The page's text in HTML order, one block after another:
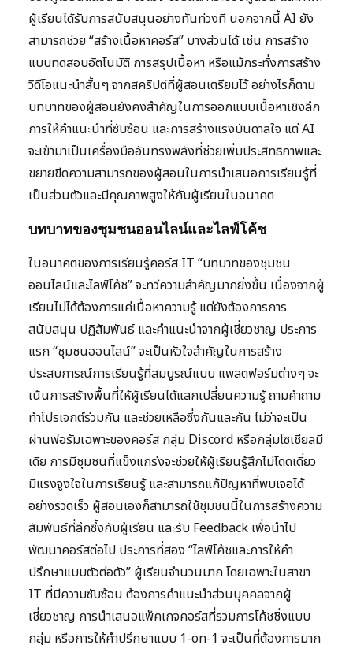
ผู้เรียนได้รับการสนับสนุนอย่างทันท่วงที นอกจากนี้ AI ยัง
สามารถช่วย “สร้างเนื้อหาคอร์ส” บางส่วนได้ เช่น การสร้าง
แบบทดสอบอัตโนมัติ การสรุปเนื้อหา หรือแม้กระทั่งการสร้าง
วิดีโอแนะนำสั้นๆ จากสคริปต์ที่ผู้สอนเตรียมไว้ อย่างไรก็ตาม
บทบาทของผู้สอนยังคงสำคัญในการออกแบบเนื้อหาเชิงลึก
การให้คำแนะนำที่ซับซ้อน และการสร้างแรงบันดาลใจ แต่ AI
จะเข้ามาเป็นเครื่องมืออันทรงพลังที่ช่วยเพิ่มประสิทธิภาพและ
ขยายขีดความสามารถของผู้สอนในการนำเสนอการเรียนรู้ที่
เป็นส่วนตัวและมีคุณภาพสูงให้กับผู้เรียนในอนาคต
บทบาทของชุมชนออนไลน์และไลฟ์โค้ช
ในอนาคตของการเรียนรู้คอร์ส IT “บทบาทของชุมชน
ออนไลน์และไลฟ์โค้ช” จะทวีความสำคัญมากยิ่งขึ้น เนื่องจากผู้
เรียนไม่ได้ต้องการแค่เนื้อหาความรู้ แต่ยังต้องการการ
สนับสนุน ปฏิสัมพันธ์ และคำแนะนำจากผู้เชี่ยวชาญ ประการ
แรก “ชุมชนออนไลน์” จะเป็นหัวใจสำคัญในการสร้าง
ประสบการณ์การเรียนรู้ที่สมบูรณ์แบบ แพลตฟอร์มต่างๆ จะ
เน้นการสร้างพื้นที่ให้ผู้เรียนได้แลกเปลี่ยนความรู้ ถามคำถาม
ทำโปรเจกต์ร่วมกัน และช่วยเหลือซึ่งกันและกัน ไม่ว่าจะเป็น
ผ่านฟอรัมเฉพาะของคอร์ส กลุ่ม Discord หรือกลุ่มโซเชียลมี
เดีย การมีชุมชนที่แข็งแกร่งจะช่วยให้ผู้เรียนรู้สึกไม่โดดเดี่ยว
มีแรงจูงใจในการเรียนรู้ และสามารถแก้ปัญหาที่พบเจอได้
อย่างรวดเร็ว ผู้สอนเองก็สามารถใช้ชุมชนนี้ในการสร้างความ
สัมพันธ์ที่ลึกซึ้งกับผู้เรียน และรับ Feedback เพื่อนำไป
พัฒนาคอร์สต่อไป ประการที่สอง “ไลฟ์โค้ชและการให้คำ
ปรึกษาแบบตัวต่อตัว” ผู้เรียนจำนวนมาก โดยเฉพาะในสาขา
IT ที่มีความซับซ้อน ต้องการคำแนะนำส่วนบุคคลจากผู้
เชี่ยวชาญ การนำเสนอแพ็คเกจคอร์สที่รวมการโค้ชชิ่งแบบ
กลุ่ม หรือการให้คำปรึกษาแบบ 1-on-1 จะเป็นที่ต้องการมาก